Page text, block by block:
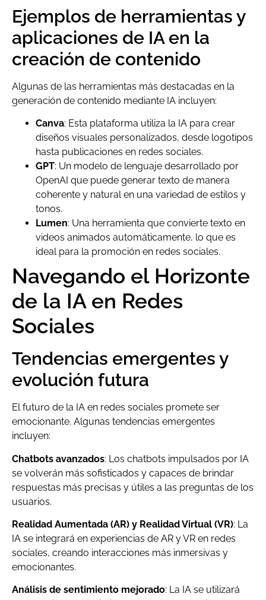
Ejemplos de herramientas y
aplicaciones de IA en la
creación de contenido
Algunas de las herramientas más destacadas en la
generación de contenido mediante IA incluyen:
Canva: Esta plataforma utiliza la IA para crear
diseños visuales personalizados, desde logotipos
hasta publicaciones en redes sociales.
GPT: Un modelo de lenguaje desarrollado por
OpenAI que puede generar texto de manera
coherente y natural en una variedad de estilos y
tonos.
Lumen: Una herramienta que convierte texto en
videos animados automáticamente, lo que es
ideal para la promoción en redes sociales.
Navegando el Horizonte
de la IA en Redes
Sociales
Tendencias emergentes y
evolución futura
El futuro de la IA en redes sociales promete ser
emocionante. Algunas tendencias emergentes
incluyen:
Chatbots avanzados: Los chatbots impulsados por IA
se volverán más sofisticados y capaces de brindar
respuestas más precisas y útiles a las preguntas de los
usuarios.
Realidad Aumentada (AR) y Realidad Virtual (VR): La
IA se integrará en experiencias de AR y VR en redes
sociales, creando interacciones más inmersivas y
emocionantes.
Análisis de sentimiento mejorado: La IA se utilizará